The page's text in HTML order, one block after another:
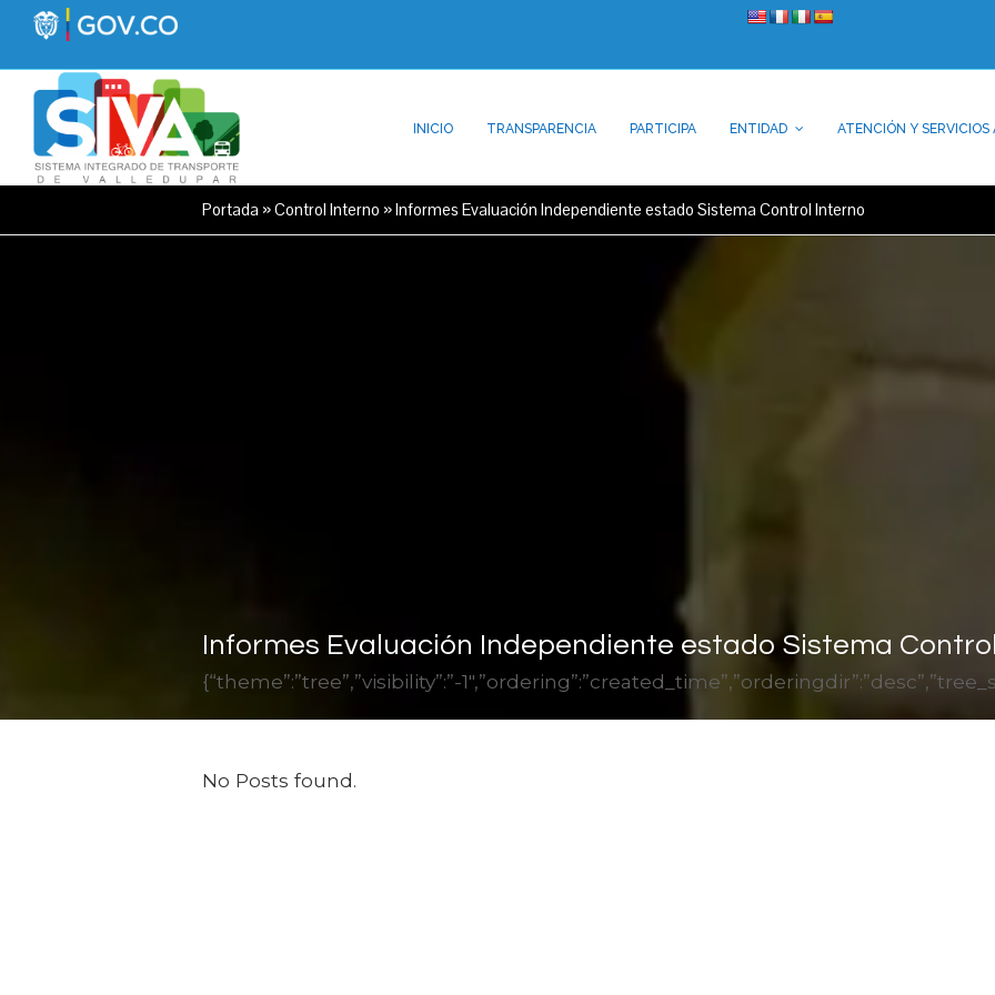
INICIO TRANSPARENCIA PARTICIPA ENTIDAD ATENCIÓN Y SERVICIOS
Portada »Control Interno »Informes Evaluación Independiente estado Sistema Control Interno
Informes Evaluación Independiente estado Sistema
{“theme”:”tree”,”visibility”:”-
No Posts found.